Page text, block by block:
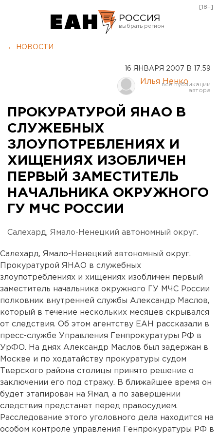
РОССИЯ
Курган
Оренбург
[18+]
← НОВОСТИ
16 ЯНВАРЯ 2007 В 17:59
Илья Ненко
ПРОКУРАТУРОЙ ЯНАО В
СЛУЖЕБНЫХ
ЗЛОУПОТРЕБЛЕНИЯХ И
ХИЩЕНИЯХ ИЗОБЛИЧЕН
ПЕРВЫЙ ЗАМЕСТИТЕЛЬ
НАЧАЛЬНИКА ОКРУЖНОГО
ГУ МЧС РОССИИ
Салехард, Ямало-Ненецкий автономный округ.
Салехард, Ямало-Ненецкий автономный округ.
Прокуратурой ЯНАО в служебных
злоупотреблениях и хищениях изобличен первый
заместитель начальника окружного ГУ МЧС России
полковник внутренней службы Александр Маслов,
который в течение нескольких месяцев скрывался
от следствия. Об этом агентству ЕАН рассказали в
пресс-службе Управления Генпрокуратуры РФ в
УрФО. На днях Александр Маслов был задержан в
Москве и по ходатайству прокуратуры судом
Тверского района столицы принято решение о
заключении его под стражу. В ближайшее время он
будет этапирован на Ямал, а по завершении
следствия предстанет перед правосудием.
Расследование этого уголовного дела находится на
особом контроле управления Генпрокуратуры РФ в